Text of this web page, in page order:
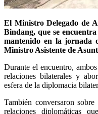
El Ministro Delegado de
Bindang, que se
mantenido en la jornada
Ministro Asistente de
Durante el encuentro,
relaciones bilaterales y
esfera de la diplomacia
También conversaron
relaciones diplomáticas